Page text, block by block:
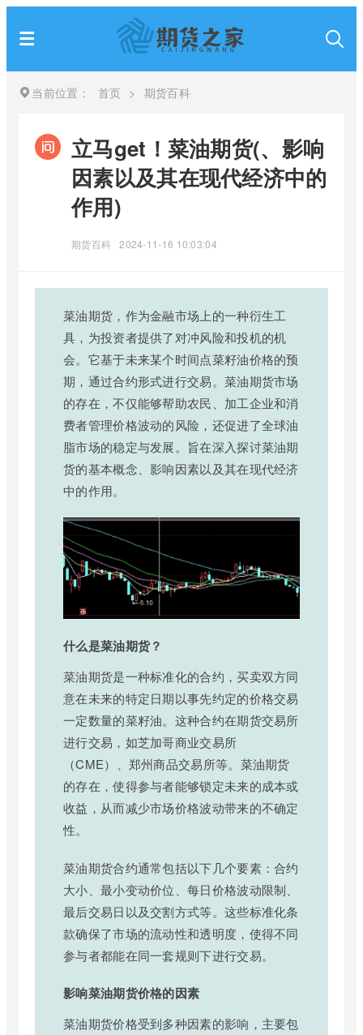
当前位置： 首页 > 期货百科
立马get！菜油期货(、影响
因素以及其在现代经济中的
作用)
期货百科 2024-11-16 10:03:04
菜油期货，作为金融市场上的一种衍生工
具，为投资者提供了对冲风险和投机的机
会。它基于未来某个时间点菜籽油价格的预
期，通过合约形式进行交易。菜油期货市场
的存在，不仅能够帮助农民、加工企业和消
费者管理价格波动的风险，还促进了全球油
脂市场的稳定与发展。旨在深入探讨菜油期
货的基本概念、影响因素以及其在现代经济
中的作用。
什么是菜油期货？
菜油期货是一种标准化的合约，买卖双方同
意在未来的特定日期以事先约定的价格交易
一定数量的菜籽油。这种合约在期货交易所
进行交易，如芝加哥商业交易所
（CME）、郑州商品交易所等。菜油期货
的存在，使得参与者能够锁定未来的成本或
收益，从而减少市场价格波动带来的不确定
性。
菜油期货合约通常包括以下几个要素：合约
大小、最小变动价位、每日价格波动限制、
最后交易日以及交割方式等。这些标准化条
款确保了市场的流动性和透明度，使得不同
参与者都能在同一套规则下进行交易。
影响菜油期货价格的因素
菜油期货价格受到多种因素的影响，主要包